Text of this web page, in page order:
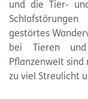
und die Tier-
gestörtes
bei Tieren
Pflanzenwelt
zu viel Streulicht